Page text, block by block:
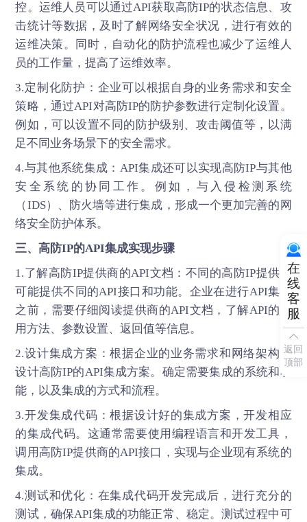
控。运维人员可以通过API获取高防IP的状态信息、攻
击统计等数据，及时了解网络安全状况，进行有效的
运维决策。同时，自动化的防护流程也减少了运维人
员的工作量，提高了运维效率。
3.定制化防护：企业可以根据自身的业务需求和安全
策略，通过API对高防IP的防护参数进行定制化设置。
例如，可以设置不同的防护级别、攻击阈值等，以满
足不同业务场景下的安全需求。
4.与其他系统集成：API集成还可以实现高防IP与其他
安全系统的协同工作。例如，与入侵检测系统
（IDS）、防火墙等进行集成，形成一个更加完善的网
络安全防护体系。
三、 高防IP的API集成实现步骤
1.了解高防IP提供商的API文档：不同的高防IP提供商
可能提供不同的API接口和功能。企业在进行API集成
之前，需要仔细阅读提供商的API文档，了解API的使
用方法、参数设置、返回值等信息。
2.设计集成方案：根据企业的业务需求和网络架构，
设计高防IP的API集成方案。确定需要集成的系统和功
能，以及集成的方式和流程。
3.开发集成代码：根据设计好的集成方案，开发相应
的集成代码。这通常需要使用编程语言和开发工具，
调用高防IP提供商的API接口，实现与企业现有系统的
集成。
4.测试和优化：在集成代码开发完成后，进行充分的
测试，确保API集成的功能正常、稳定。测试过程中可
在
线
客
服
返回
顶部